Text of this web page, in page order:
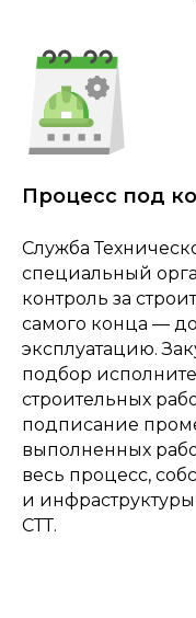
Процесс под
Служба
специальный
контроль за
самого конца —
эксплуатацию.
подбор
строительных
подписание
выполненных
весь процесс,
и
СТТ.